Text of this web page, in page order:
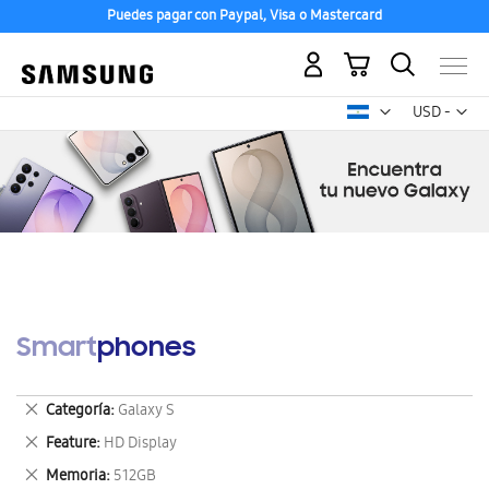
Puedes pagar con Paypal, Visa o Mastercard
USD -
dólar
Mi carrito
Smartphones
Categoría Galaxy S
Eliminar
este
artículo
Feature HD Display
Eliminar
este
Memoria 512GB
Eliminar